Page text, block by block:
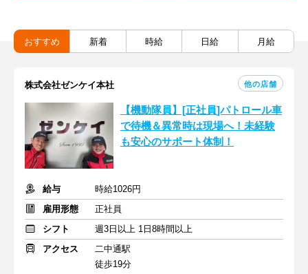
おすすめ 新着 時給 日給 月給
株式会社ゼンケイ本社 他の店舗
【機動隊員】[正社員]パトロール車
で待機＆異常時は現場へ！未経験
も安心のサポート体制！
給与
時給1026円
雇用形態
正社員
シフト
週3日以上 1日8時間以上
アクセス
二中通駅
徒歩19分